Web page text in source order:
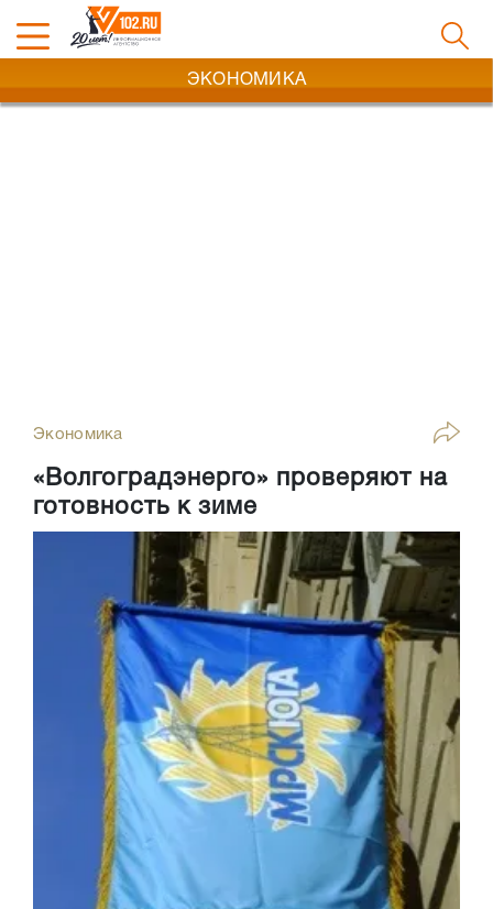
ЭКОНОМИКА
Экономика
«Волгоградэнерго» проверяют на
готовность к зиме